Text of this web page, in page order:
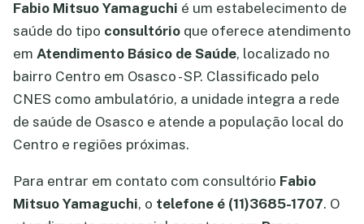
Fabio Mitsuo Yamaguchi é um estabelecimento de
saúde do tipo consultório que oferece atendimento
em Atendimento Básico de Saúde, localizado no
bairro Centro em Osasco - SP. Classificado pelo
CNES como ambulatório, a unidade integra a rede
de saúde de Osasco e atende a população local do
Centro e regiões próximas.
Para entrar em contato com consultório Fabio
Mitsuo Yamaguchi, o telefone é (11)3685-1707. O